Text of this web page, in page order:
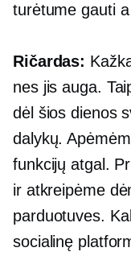
turėtume gauti a
Ričardas:
nes jis auga.
dėl šios dienos
dalykų.
funkcijų atgal.
ir atkreipėme
parduotuves.
socialinę